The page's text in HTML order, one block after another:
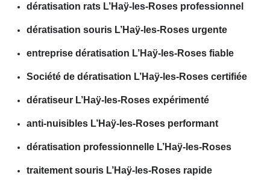
dératisation rats L’Haÿ-les-Roses professionnel
dératisation souris L’Haÿ-les-Roses urgente
entreprise dératisation L’Haÿ-les-Roses fiable
Société de dératisation L’Haÿ-les-Roses certifiée
dératiseur L’Haÿ-les-Roses expérimenté
anti-nuisibles L’Haÿ-les-Roses performant
dératisation professionnelle L’Haÿ-les-Roses
traitement souris L’Haÿ-les-Roses rapide